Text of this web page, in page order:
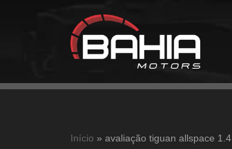
Início » avaliação tiguan allspace 1.4